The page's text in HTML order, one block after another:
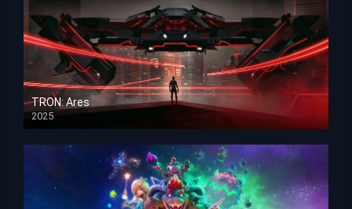
TRON: Ares
2025
HD 1080p